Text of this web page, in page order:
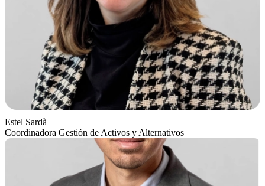
Estel Sardà
Coordinadora Gestión de Activos y Alternativos